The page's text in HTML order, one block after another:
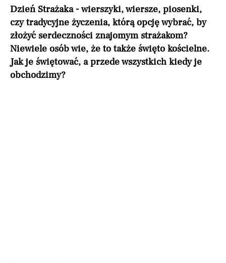
Dzień Strażaka - wierszyki, wiersze, piosenki,
czy tradycyjne życzenia, którą opcję wybrać, by
złożyć serdeczności znajomym strażakom?
Niewiele osób wie, że to także święto kościelne.
Jak je świętować, a przede wszystkich kiedy je
obchodzimy?